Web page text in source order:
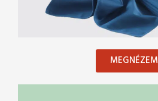
MEGNÉZEM